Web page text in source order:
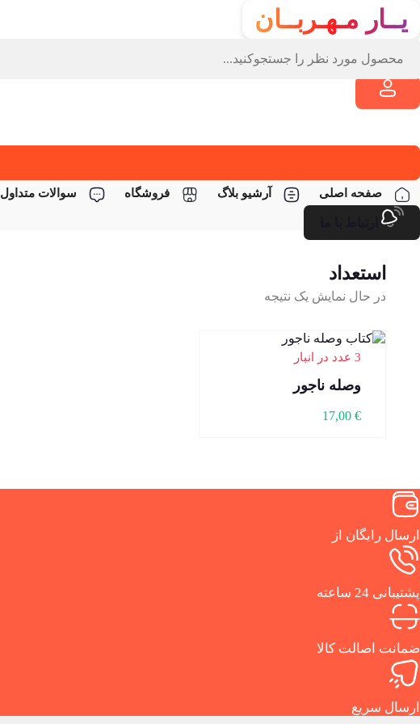
یــار مـهـربــان
صفحه اصلی آرشیو بلاگ فروشگاه سوالات متداول
استعداد
در حال نمایش یک نتیجه
3 عدد در انبار
وصله ناجور
17,00 €
ارسال رایگان از
پشتیبانی 24 ساعته
ضمانت اصالت کالا
ارسال سریع